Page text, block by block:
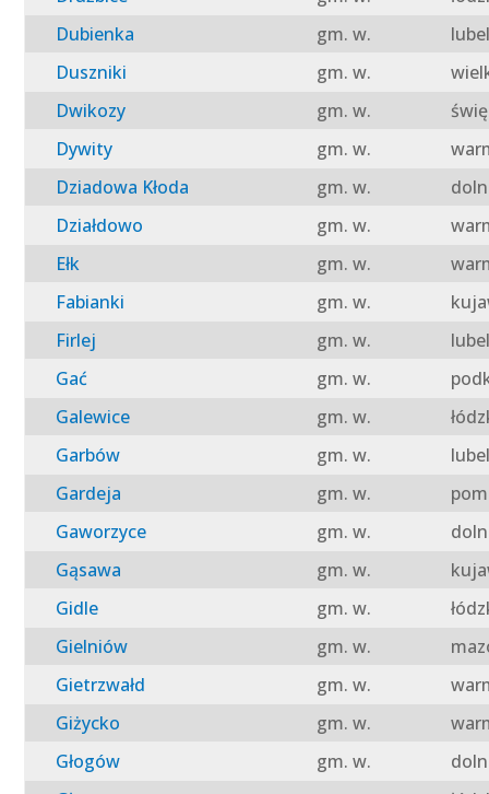
Dubienka
gm. w.
Duszniki
gm. w.
Dwikozy
gm. w.
Dywity
gm. w.
Dziadowa Kłoda
gm. w.
Działdowo
gm. w.
Ełk
gm. w.
Fabianki
gm. w.
Firlej
gm. w.
Gać
gm. w.
Galewice
gm. w.
Garbów
gm. w.
Gardeja
gm. w.
Gaworzyce
gm. w.
Gąsawa
gm. w.
Gidle
gm. w.
Gielniów
gm. w.
Gietrzwałd
gm. w.
Giżycko
gm. w.
Głogów
gm. w.